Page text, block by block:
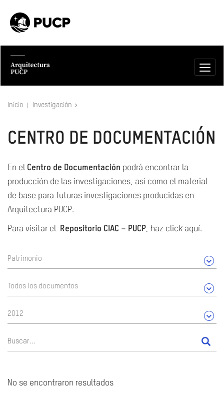
Inicio Investigación
CENTRO DE DOCUMENTACIÓN
En el Centro de Documentación podrá encontrar la
producción de las investigaciones, así como el material
de base para futuras investigaciones producidas en
Arquitectura PUCP.
Para visitar el Repositorio CIAC – PUCP, haz click aquí.
Patrimonio
Todos los documentos
2012
No se encontraron resultados